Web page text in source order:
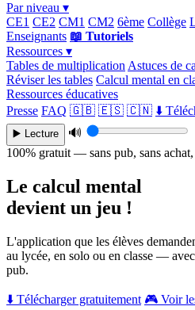
Par niveau ▾
CE1 CE2 CM1 CM2 6ème Collège
Enseignants 📖 Tutoriels
Ressources ▾
Tables de multiplication Astuces de
Réviser les tables Calcul mental en
Ressources éducatives
Presse FAQ 🇬🇧 🇪🇸 🇨🇳 ⬇️
▶️ Lecture
🔊
100% gratuit — sans pub, sans achat,
Le calcul mental
devient un jeu !
L'application que les élèves
au lycée, en solo ou en classe —
pub.
⬇️ Télécharger gratuitement 🎮 Voir